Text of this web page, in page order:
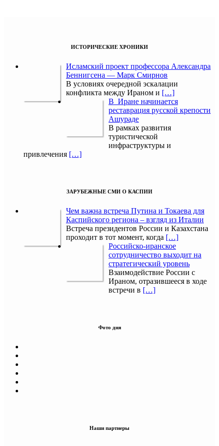
ИСТОРИЧЕСКИЕ ХРОНИКИ
Исламский проект профессора Александра
Беннигсена — Марк Смирнов
В условиях очередной эскалации
конфликта между Ираном и […]
В Иране начинается
реставрация русской крепости
Ашураде
В рамках развития
туристической
инфраструктуры и
привлечения […]
ЗАРУБЕЖНЫЕ СМИ О КАСПИИ
Чем важна встреча Путина и Токаева для
Каспийского региона – взгляд из Италии
Встреча президентов России и Казахстана
проходит в тот момент, когда […]
Российско-иранское
сотрудничество выходит на
стратегический уровень
Взаимодействие России с
Ираном, отразившееся в ходе
встречи в […]
Фото дня
Наши партнеры